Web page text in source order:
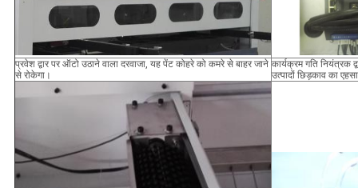
प्रवेश द्वार पर ऑटो उठाने वाला दरवाजा, यह पेंट कोहरे को कमरे से बाहर जाने
से रोकेगा।
कार्यक्रम गति नियंत्रक
उत्पादों छिड़काव का